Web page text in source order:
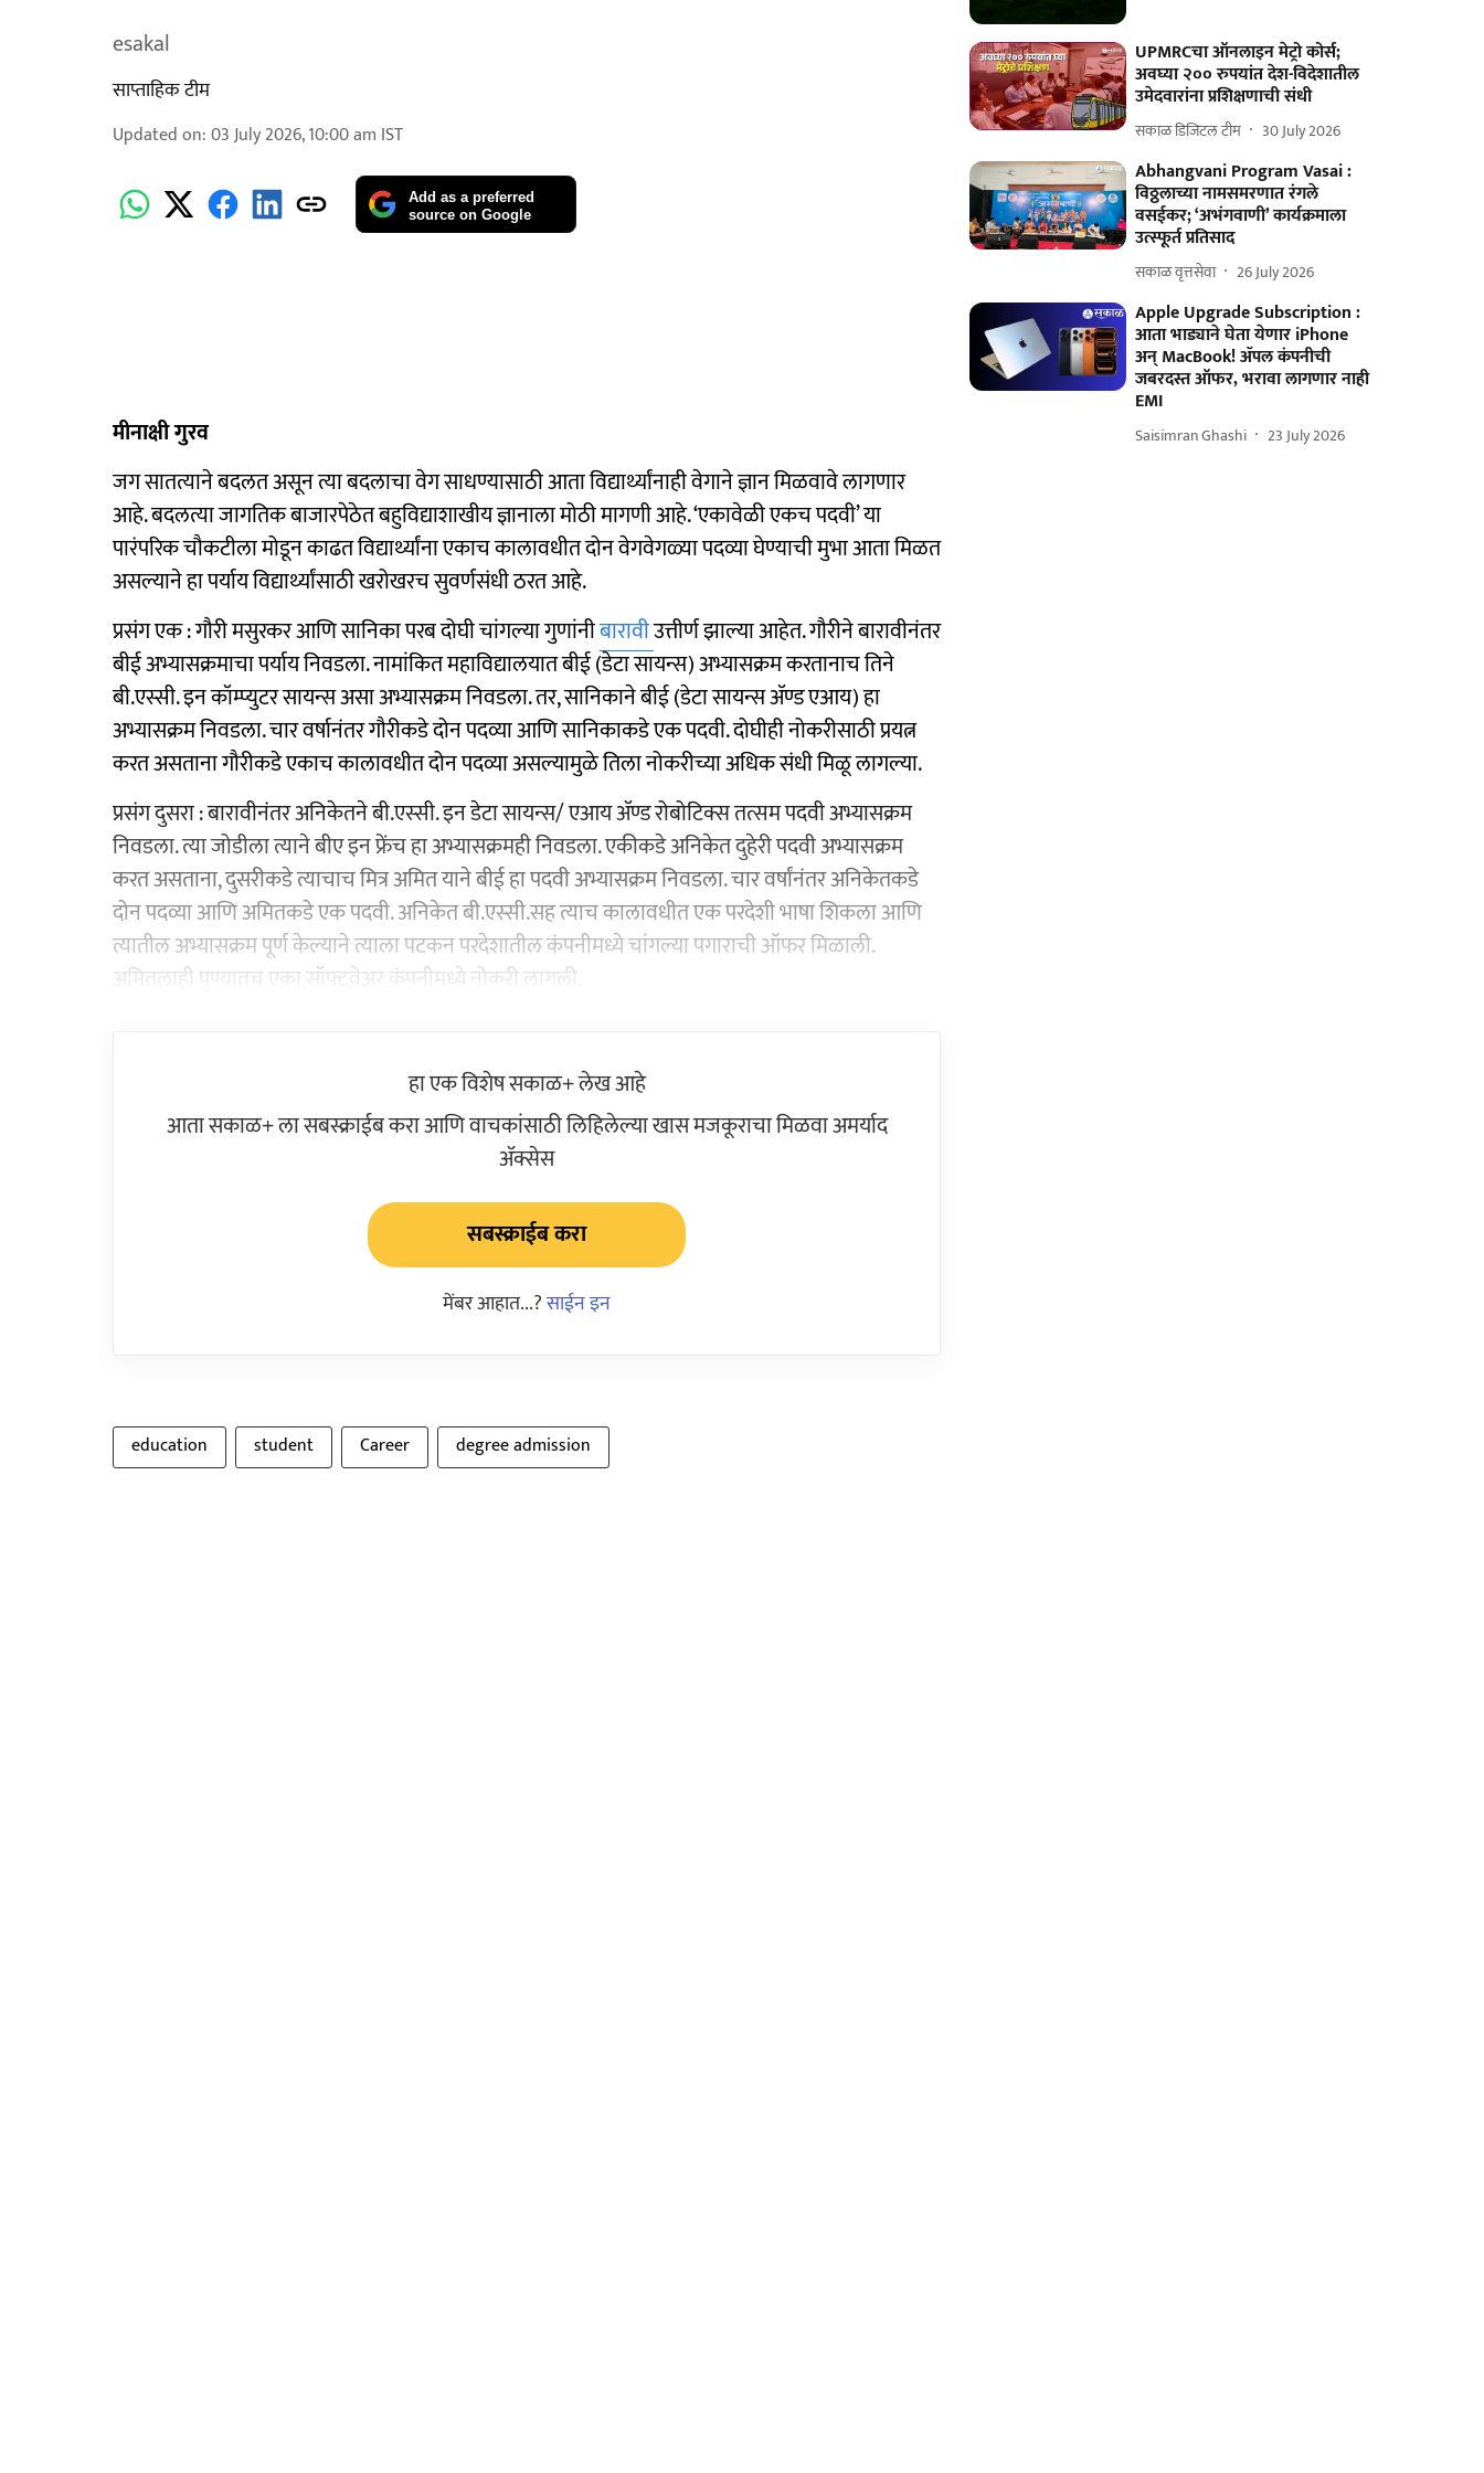
esakal
साप्ताहिक टीम
Updated on:03 July 2026, 10:00 am IST
Add as a preferred
source on Google
मीनाक्षी गुरव
जग सातत्याने बदलत असून त्या बदलाचा वेग साधण्यासाठी आता विद्यार्थ्यांनाही वेगाने ज्ञान मिळवावे लागणार
आहे. बदलत्या जागतिक बाजारपेठेत बहुविद्याशाखीय ज्ञानाला मोठी मागणी आहे. ‘एकावेळी एकच पदवी’ या
पारंपरिक चौकटीला मोडून काढत विद्यार्थ्यांना एकाच कालावधीत दोन वेगवेगळ्या पदव्या घेण्याची मुभा आता मिळत
असल्याने हा पर्याय विद्यार्थ्यांसाठी खरोखरच सुवर्णसंधी ठरत आहे.
प्रसंग एक : गौरी मसुरकर आणि सानिका परब दोघी चांगल्या गुणांनीबारावीउत्तीर्ण झाल्या आहेत. गौरीने बारावीनंतर
बीई अभ्यासक्रमाचा पर्याय निवडला. नामांकित महाविद्यालयात बीई (डेटा सायन्स) अभ्यासक्रम करतानाच तिने
बी.एस्सी. इन कॉम्प्युटर सायन्स असा अभ्यासक्रम निवडला. तर, सानिकाने बीई (डेटा सायन्स ॲण्ड एआय) हा
अभ्यासक्रम निवडला. चार वर्षानंतर गौरीकडे दोन पदव्या आणि सानिकाकडे एक पदवी. दोघीही नोकरीसाठी प्रयत्न
करत असताना गौरीकडे एकाच कालावधीत दोन पदव्या असल्यामुळे तिला नोकरीच्या अधिक संधी मिळू लागल्या.
प्रसंग दुसरा : बारावीनंतर अनिकेतने बी.एस्सी. इन डेटा सायन्स/ एआय ॲण्ड रोबोटिक्स तत्सम पदवी अभ्यासक्रम
निवडला. त्या जोडीला त्याने बीए इन फ्रेंच हा अभ्यासक्रमही निवडला. एकीकडे अनिकेत दुहेरी पदवी अभ्यासक्रम
करत असताना, दुसरीकडे त्याचाच मित्र अमित याने बीई हा पदवी अभ्यासक्रम निवडला. चार वर्षांनंतर अनिकेतकडे
दोन पदव्या आणि अमितकडे एक पदवी. अनिकेत बी.एस्सी.सह त्याच कालावधीत एक परदेशी भाषा शिकला आणि
त्यातील अभ्यासक्रम पूर्ण केल्याने त्याला पटकन परदेशातील कंपनीमध्ये चांगल्या पगाराची ऑफर मिळाली.
अमितलाही पुण्यातच एका सॉफ्टवेअर कंपनीमध्ये नोकरी लागली.
हा एक विशेष सकाळ+ लेख आहे
आता सकाळ+ ला सबस्क्राईब करा आणि वाचकांसाठी लिहिलेल्या खास मजकूराचा मिळवा अमर्याद
ॲक्सेस
सबस्क्राईब करा
मेंबर आहात...?साईन इन
education student Career degree admission
UPMRCचा ऑनलाइन मेट्रो कोर्स;
अवघ्या २०० रुपयांत देश-विदेशातील
उमेदवारांना प्रशिक्षणाची संधी
सकाळ डिजिटल टीम 30 July 2026
Abhangvani Program Vasai :
विठ्ठलाच्या नामसमरणात रंगले
वसईकर; ‘अभंगवाणी’ कार्यक्रमाला
उत्स्फूर्त प्रतिसाद
सकाळ वृत्तसेवा 26 July 2026
Apple Upgrade Subscription :
आता भाड्याने घेता येणार iPhone
अन् MacBook! ॲपल कंपनीची
जबरदस्त ऑफर, भरावा लागणार नाही
EMI
Saisimran Ghashi 23 July 2026